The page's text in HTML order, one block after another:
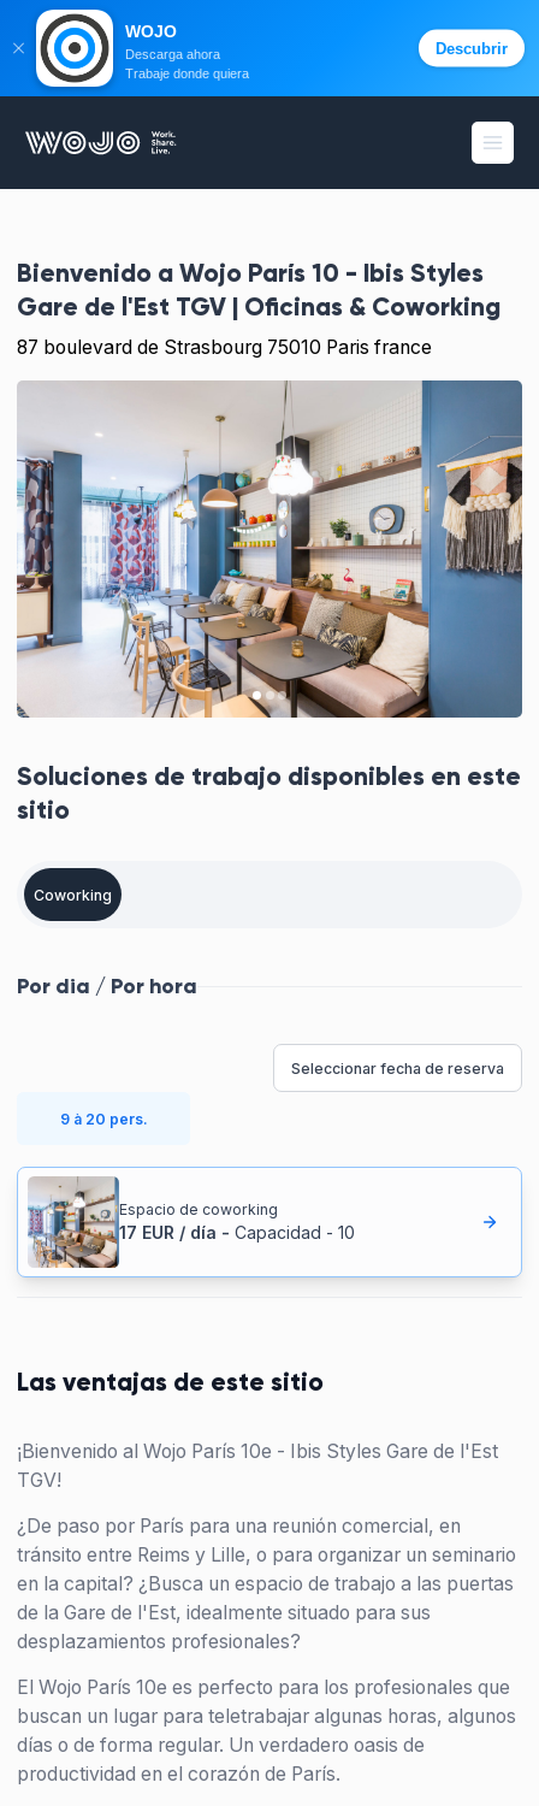
WOJO
Bienvenido aWojo París 10 - Ibis Styles
Gare de l'Est TGV | Oficinas & Coworking
87 boulevard de Strasbourg 75010 Paris france
Soluciones de trabajo disponibles en este
sitio
Coworking
Por dia / Por hora
Seleccionar fecha de reserva
9 à 20 pers.
Espacio de coworking
17 EUR / día - Capacidad - 10
Las ventajas de este sitio
¡Bienvenido al Wojo París 10e - Ibis Styles Gare de l'Est
TGV!
¿De paso por París para una reunión comercial, en
tránsito entre Reims y Lille, o para organizar un seminario
en la capital? ¿Busca un espacio de trabajo a las puertas
de la Gare de l'Est, idealmente situado para sus
desplazamientos profesionales?
El Wojo París 10e es perfecto para los profesionales que
buscan un lugar para teletrabajar algunas horas, algunos
días o de forma regular. Un verdadero oasis de
productividad en el corazón de París.
WOJO
Descarga ahora
Trabaje donde quiera
Descubrir